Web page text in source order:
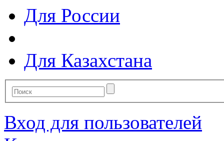
Для России
Для Казахстана
Вход для пользователей